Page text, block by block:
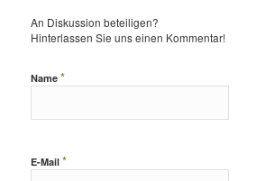
An Diskussion beteiligen?
Hinterlassen Sie uns einen Kommentar!
Name *
E-Mail *